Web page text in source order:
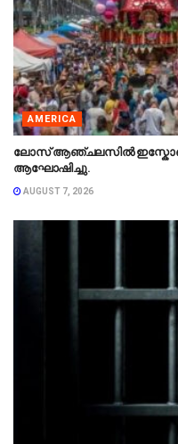
AMERICA
ലോസ് ആഞ്ചലസിൽ
ആഘോഷിച്ചു.
AUGUST 7, 2026